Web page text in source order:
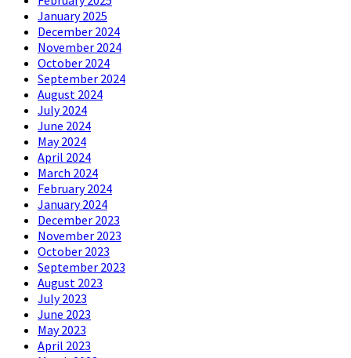
January 2025
December 2024
November 2024
October 2024
September 2024
August 2024
July 2024
June 2024
May 2024
April 2024
March 2024
February 2024
January 2024
December 2023
November 2023
October 2023
September 2023
August 2023
July 2023
June 2023
May 2023
April 2023